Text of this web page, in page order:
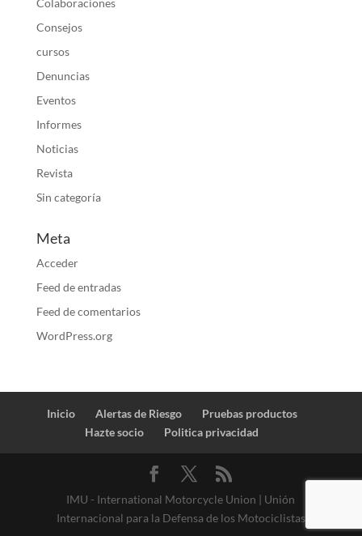
Colaboraciones
Consejos
cursos
Denuncias
Eventos
Informes
Noticias
Revista
Sin categoría
Meta
Acceder
Feed de entradas
Feed de comentarios
WordPress.org
Inicio Alertas de Riesgo
Pruebas productos
Hazte socio
Politica privacidad
IMU - International Motorcycle Union | Unión
Internacional para la Defensa de los Motociclistas